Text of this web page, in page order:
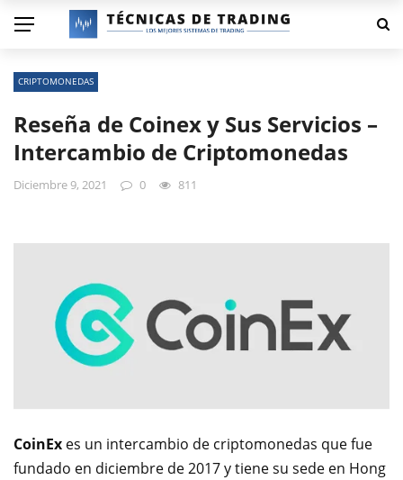
CRIPTOMONEDAS
Reseña de Coinex y Sus Servicios –
Intercambio de Criptomonedas
Diciembre 9, 2021 0 811
CoinEx es un intercambio de criptomonedas que fue
fundado en diciembre de 2017 y tiene su sede en Hong